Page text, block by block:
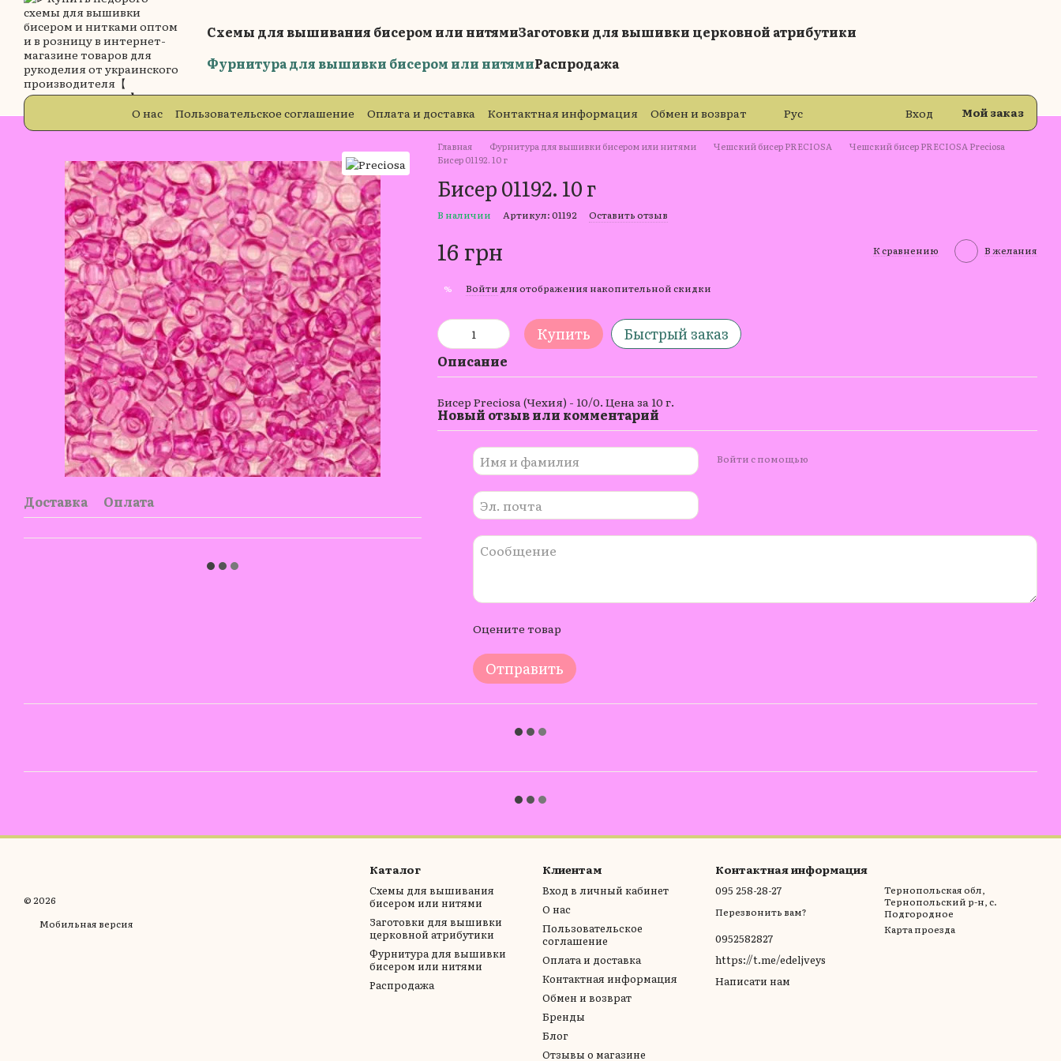
Перейти к основному контенту
Схемы для вышивания бисером или нитямиЗаготовки для вышивки церковной атрибутики
Фурнитура для вышивки бисером или нитямиРаспродажа
О нас Пользовательское соглашение Оплата и доставка Контактная информация
Обмен и возврат
Бренды
Блог Отзывы о магазине
Рус Вход Мой заказ
Доставка Оплата
Главная Фурнитура для вышивки бисером или нитями Чешский бисер PRECIOSA
Чешский бисер PRECIOSA Preciosa
Бисер 01192. 10 г
Бисер 01192. 10 г
В наличии Артикул: 01192 Оставить отзыв
16 грн К сравнению В желания
% Войти для отображения накопительной скидки
Купить Быстрый заказ
Описание
Бисер Preciosa (Чехия) - 10/0. Цена за 10 г.
Новый отзыв или комментарий
Войти с помощью
Оцените товар
Отправить
© 2026
Мобильная версия
Каталог
Схемы для вышивания
бисером или нитями
Заготовки для вышивки
церковной атрибутики
Фурнитура для вышивки
бисером или нитями
Распродажа
Клиентам
Вход в личный кабинет
О нас
Пользовательское
соглашение
Оплата и доставка
Контактная информация
Обмен и возврат
Бренды
Блог
Отзывы о магазине
Контактная информация
095 258-28-27
Перезвонить вам?
0952582827
https://t.me/edeljveys
Написати нам
Тернопольская обл,
Тернопольский р-н, с.
Подгородное
Карта проезда